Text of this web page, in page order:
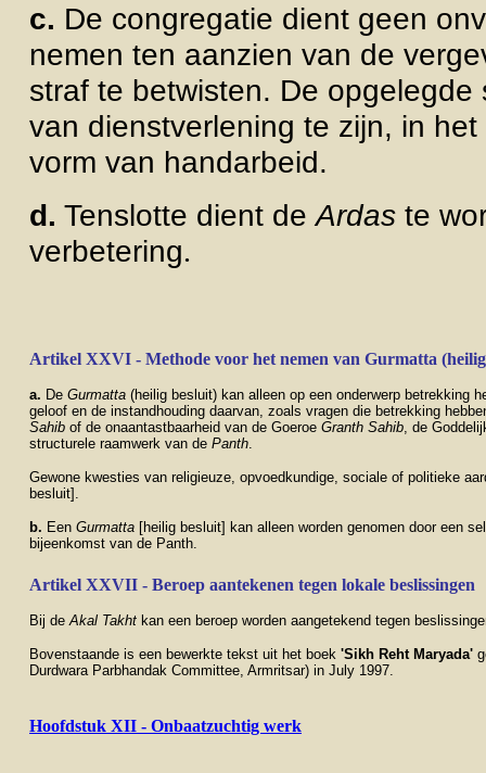
c. De congregatie dient geen
nemen ten aanzien van de
straf te betwisten. De
van dienstverlening te zijn, in het
vorm van handarbeid.
d. Tenslotte dient deArdas te
verbetering.
Artikel XXVI - Methode voor het nemen van Gurmatta
a. De Gurmatta (heilig besluit) kan alleen op een onderwerp betrekking
geloof en de instandhouding daarvan, zoals vragen die betrekking
Sahib of de onaantastbaarheid van de Goeroe Granth Sahib, de
structurele raamwerk van de Panth.
Gewone kwesties van religieuze, opvoedkundige, sociale of politieke
besluit].
b. Een Gurmatta [heilig besluit] kan alleen worden genomen door een
bijeenkomst van de Panth.
Artikel XXVII - Beroep aantekenen tegen lokale beslissingen
Bij deAkal Takht kan een beroep worden aangetekend tegen
Bovenstaande is een bewerkte tekst uit het boek 'Sikh Reht Maryada'
Durdwara Parbhandak Committee, Armritsar) in July 1997.
Hoofdstuk XII - Onbaatzuchtig werk